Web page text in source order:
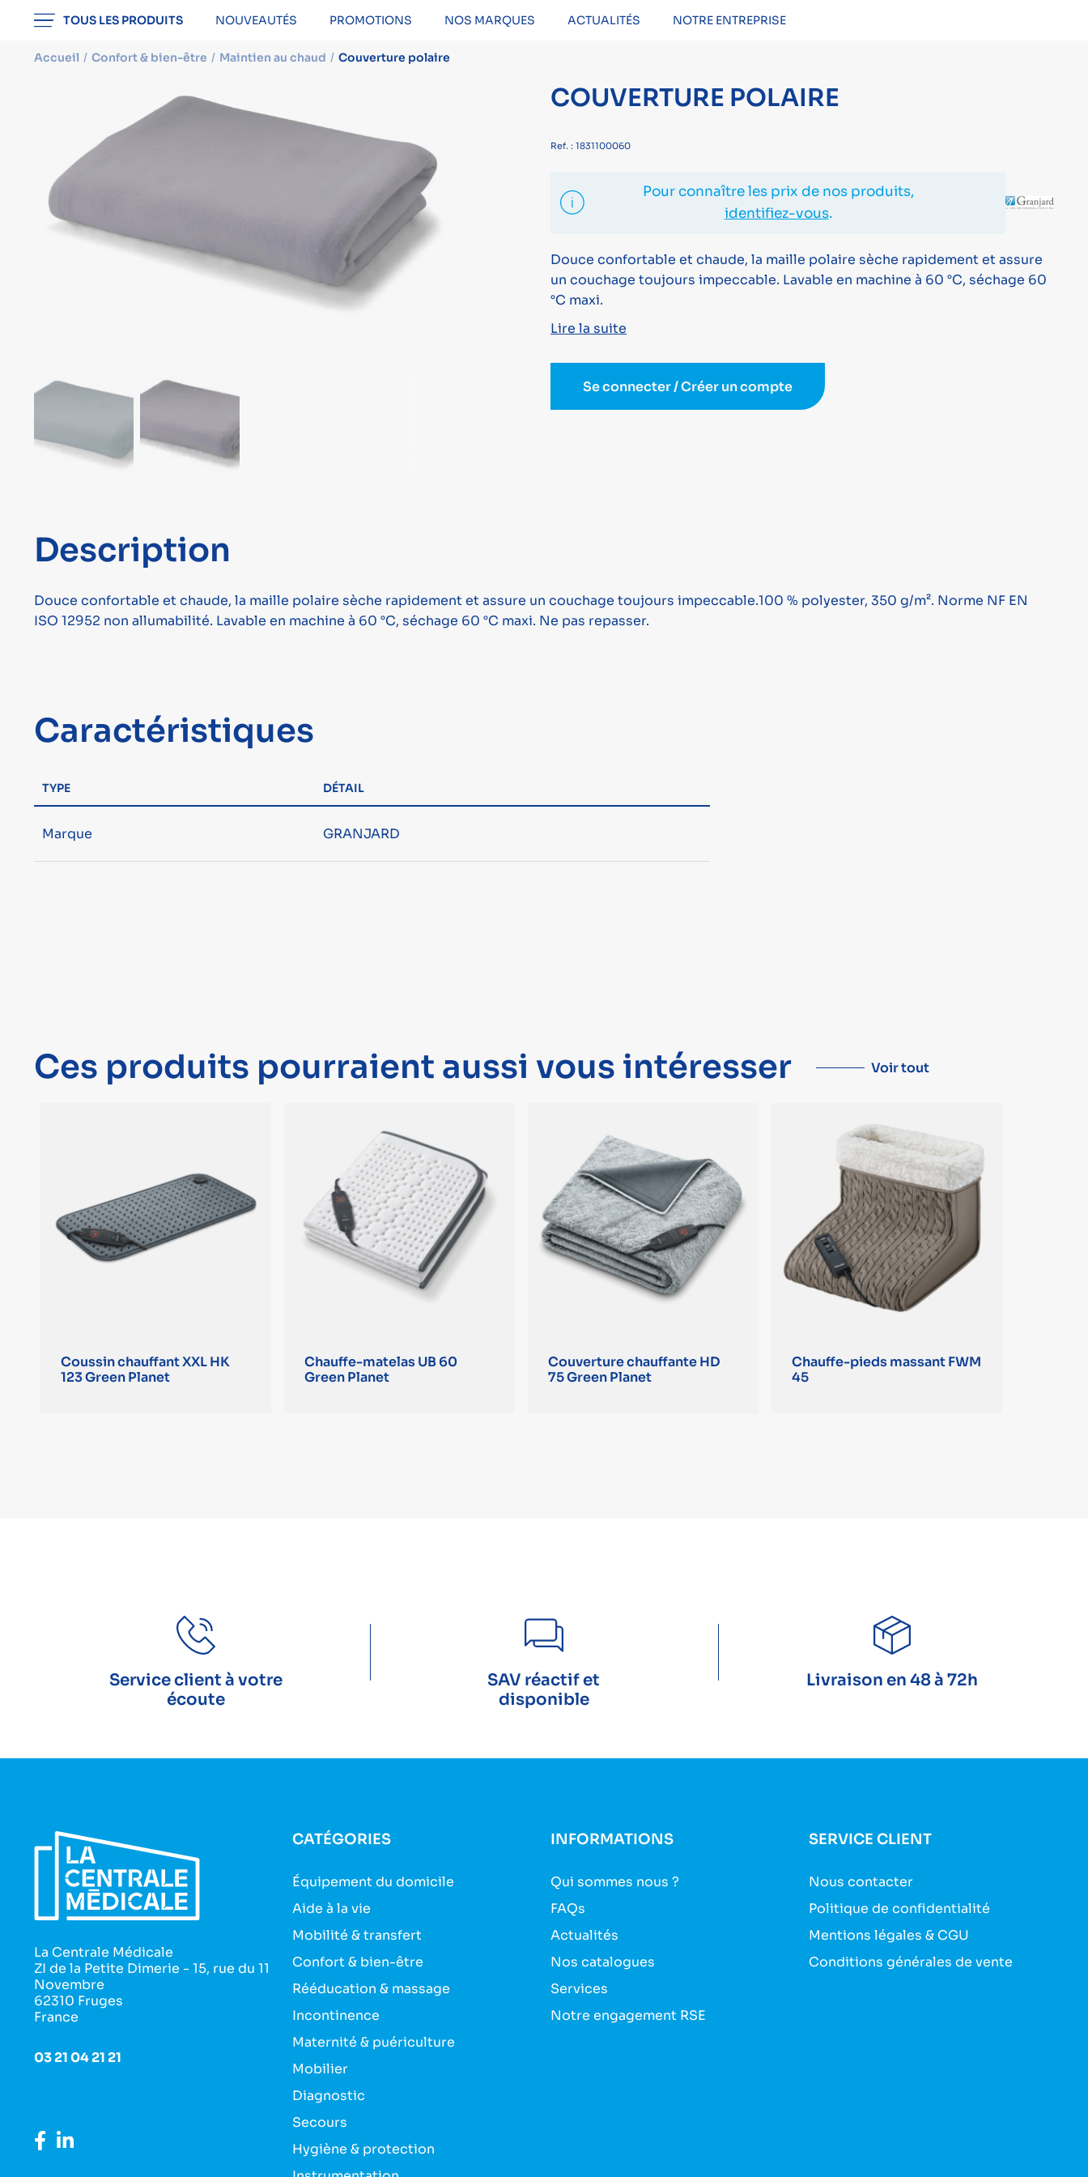
TOUS LES PRODUITS NOUVEAUTÉS PROMOTIONS NOS MARQUES ACTUALITÉS NOTRE ENTREPRISE
Accueil Confort & bien-être Maintien au chaud Couverture polaire
COUVERTURE POLAIRE
Ref. : 1831100060
Pour connaître les prix de nos produits,
identifiez-vous.
Douce confortable et chaude, la maille polaire sèche rapidement et assure
un couchage toujours impeccable. Lavable en machine à 60 °C, séchage 60
°C maxi.
Lire la suite
Se connecter / Créer un compte
Description
Douce confortable et chaude, la maille polaire sèche rapidement et assure un couchage toujours impeccable.100 % polyester, 350 g/m². Norme NF EN
ISO 12952 non allumabilité. Lavable en machine à 60 °C, séchage 60 °C maxi. Ne pas repasser.
Caractéristiques
TYPE DÉTAIL
Marque GRANJARD
Ces produits pourraient aussi vous intéresser Voir tout
Coussin chauffant XXL HK
123 Green Planet
Chauffe-matelas UB 60
Green Planet
Couverture chauffante HD
75 Green Planet
Chauffe-pieds massant FWM
45
Service client à votre
écoute
SAV réactif et
disponible
Livraison en 48 à 72h
La Centrale Médicale
ZI de la Petite Dimerie - 15, rue du 11
Novembre
62310 Fruges
France
03 21 04 21 21
CATÉGORIES
Équipement du domicile
Aide à la vie
Mobilité & transfert
Confort & bien-être
Rééducation & massage
Incontinence
Maternité & puériculture
Mobilier
Diagnostic
Secours
Hygiène & protection
INFORMATIONS
Qui sommes nous ?
FAQs
Actualités
Nos catalogues
Services
Notre engagement RSE
SERVICE CLIENT
Nous contacter
Politique de confidentialité
Mentions légales & CGU
Conditions générales de vente